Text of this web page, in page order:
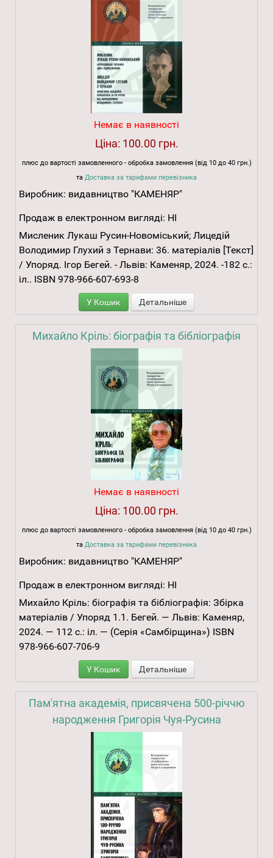
Немає в наявності
Ціна: 100.00 грн.
плюс до вартості замовленного - обробка замовлення (від 10 до 40 грн.)
та Доставка за тарифами перевізника
Виробник: видавництво "КАМЕНЯР"
Продаж в електронном вигляді: НІ
Мисленик Лукаш Русин-Новоміський; Лицедій
Володимир Глухий з Тернави: 36. матеріалів [Текст]
/ Упоряд. Ігор Бегей. - Львів: Каменяр, 2024. -182 с.:
іл.. ISBN 978-966-607-693-8
У Кошик Детальніше
Михайло Кріль: біографія та бібліографія
Немає в наявності
Ціна: 100.00 грн.
плюс до вартості замовленного - обробка замовлення (від 10 до 40 грн.)
та Доставка за тарифами перевізника
Виробник: видавництво "КАМЕНЯР"
Продаж в електронном вигляді: НІ
Михайло Кріль: біографія та бібліографія: Збірка
матеріалів / Упоряд 1.1. Бегей. — Львів: Каменяр,
2024. — 112 с.: іл. — (Серія «Самбірщина») ISBN
978-966-607-706-9
У Кошик Детальніше
Пам'ятна академія, присвячена 500-річчю
народження Григорія Чуя-Русина